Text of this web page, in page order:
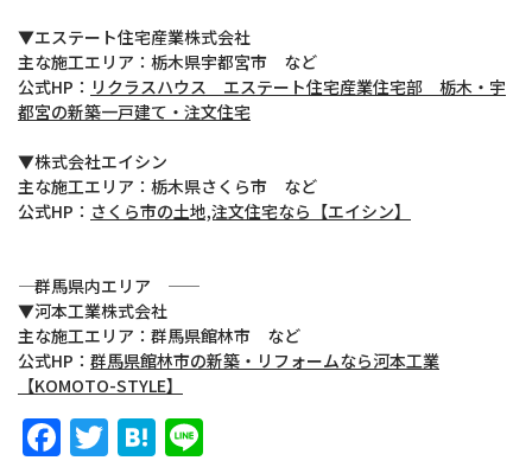
▼エステート住宅産業株式会社
主な施工エリア：栃木県宇都宮市 など
公式HP： リクラスハウス エステート住宅産業住宅部 栃木・宇
都宮の新築一戸建て・注文住宅
▼株式会社エイシン
主な施工エリア：栃木県さくら市 など
公式HP： さくら市の土地,注文住宅なら【エイシン】
―― 群馬県内エリア ――
▼河本工業株式会社
主な施工エリア：群馬県館林市 など
公式HP： 群馬県館林市の新築・リフォームなら河本工業
【KOMOTO-STYLE】
Facebook
TwitterHatena